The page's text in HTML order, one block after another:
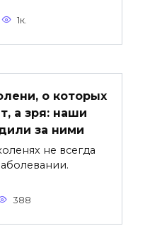
1к.
о которых
а зря: наши
за ними
не всегда
388